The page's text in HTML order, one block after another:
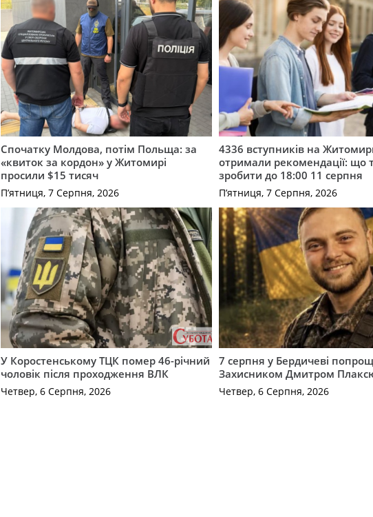
Спочатку Молдова, потім Польща: за
«квиток за кордон» у Житомирі
просили $15 тисяч
П’ятниця, 7 Серпня, 2026
4336 вступників на
отримали рекомендації: що
зробити до 18:00 11 серпня
П’ятниця, 7 Серпня, 2026
У Коростенському ТЦК помер 46-річний
чоловік після проходження ВЛК
Четвер, 6 Серпня, 2026
7 серпня у Бердичеві
Захисником Дмитром
Четвер, 6 Серпня, 2026